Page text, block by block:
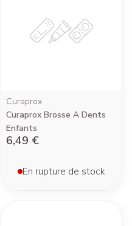
Curaprox
Curaprox Brosse A Dents
Enfants
6,49 €
En rupture de stock